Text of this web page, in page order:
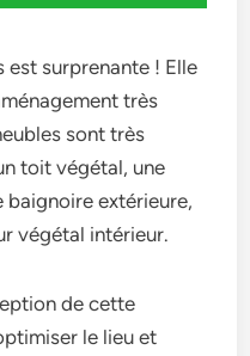
est surprenante ! Elle
très
sont très
toit végétal, une
baignoire extérieure,
végétal intérieur.
de cette
le lieu et